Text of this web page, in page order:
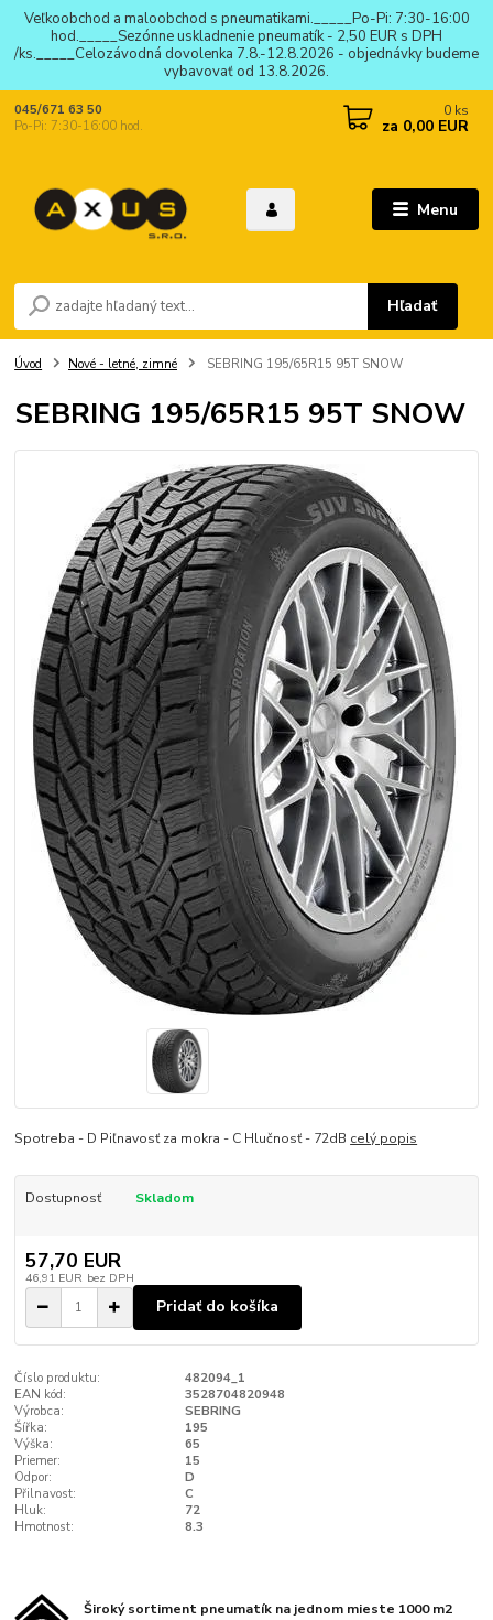
Veľkoobchod a maloobchod s pneumatikami._____Po-Pi: 7:30-16:00
hod._____Sezónne uskladnenie pneumatík - 2,50 EUR s DPH
/ks._____Celozávodná dovolenka 7.8.-12.8.2026 - objednávky budeme
vybavovať od 13.8.2026.
Menu
Hľadať
045/671 63 50
Po-Pi: 7:30-16:00 hod.
0 ks
za 0,00 EUR
Úvod Nové - letné, zimné SEBRING 195/65R15 95T SNOW
SEBRING 195/65R15 95T SNOW
Spotreba - D Piľnavosť za mokra - C Hlučnosť - 72dB celý popis
Dostupnosť Skladom
57,70 EUR
46,91 EUR bez DPH
Pridať do košíka
Číslo produktu:
482094_1
EAN kód:
3528704820948
Výrobca:
SEBRING
Šířka:
195
Výška:
65
Priemer:
15
Odpor:
D
Přilnavost:
C
Hluk:
72
Hmotnost:
8.3
Široký sortiment pneumatík na jednom mieste 1000 m2